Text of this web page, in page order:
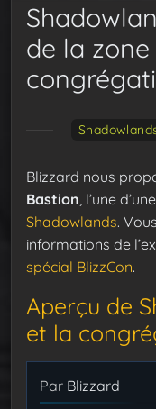
de la
Blizzard nous
Bastion, l’une
Shadowlands.
informations de
spécial BlizzCon.
Aperçu de
et la
Par Blizzard